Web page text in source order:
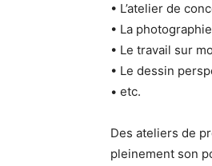
• L’atelier de
• La
• Le travail sur
• Le dessin
• etc.
Des ateliers de
pleinement son